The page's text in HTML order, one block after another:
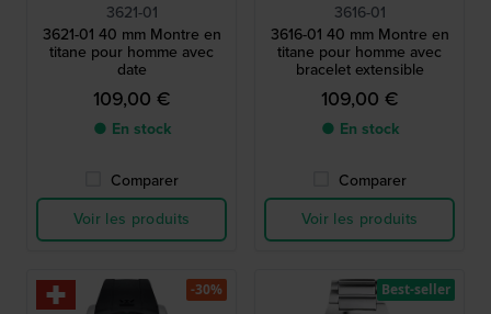
3621-01
3621-01 40 mm Montre en
titane pour homme avec
date
109,00 €
● En stock
Comparer
Voir les produits
3616-01
3616-01 40 mm Montre en
titane pour homme avec
bracelet extensible
109,00 €
● En stock
Comparer
Voir les produits
-30% Best-seller